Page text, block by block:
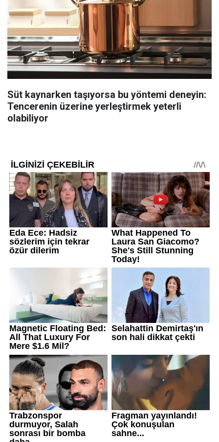
Süt kaynarken taşıyorsa bu yöntemi deneyin:
Tencerenin üzerine yerleştirmek yeterli
olabiliyor